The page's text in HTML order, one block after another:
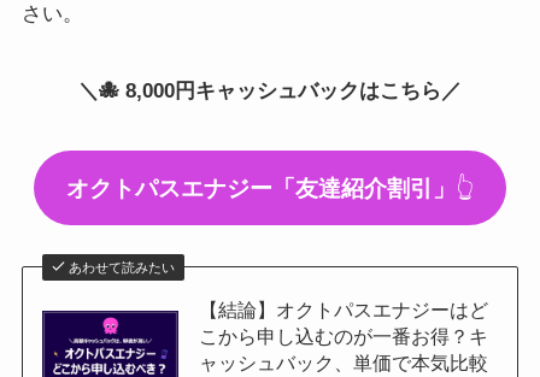
さい。
＼🐙 8,000円キャッシュバックはこちら／
オクトパスエナジー「友達紹介割引」 👆
あわせて読みたい
【結論】オクトパスエナジーはど
こから申し込むのが一番お得？キ
ャッシュバック、単価で本気比較